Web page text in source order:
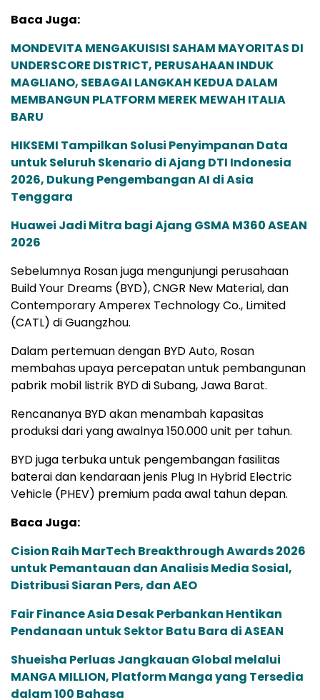
Baca Juga:
MONDEVITA MENGAKUISISI SAHAM MAYORITAS DI
UNDERSCORE DISTRICT, PERUSAHAAN INDUK
MAGLIANO, SEBAGAI LANGKAH KEDUA DALAM
MEMBANGUN PLATFORM MEREK MEWAH ITALIA
BARU
HIKSEMI Tampilkan Solusi Penyimpanan Data
untuk Seluruh Skenario di Ajang DTI Indonesia
2026, Dukung Pengembangan AI di Asia
Tenggara
Huawei Jadi Mitra bagi Ajang GSMA M360 ASEAN
2026
Sebelumnya Rosan juga mengunjungi perusahaan
Build Your Dreams (BYD), CNGR New Material, dan
Contemporary Amperex Technology Co., Limited
(CATL) di Guangzhou.
Dalam pertemuan dengan BYD Auto, Rosan
membahas upaya percepatan untuk pembangunan
pabrik mobil listrik BYD di Subang, Jawa Barat.
Rencananya BYD akan menambah kapasitas
produksi dari yang awalnya 150.000 unit per tahun.
BYD juga terbuka untuk pengembangan fasilitas
baterai dan kendaraan jenis Plug In Hybrid Electric
Vehicle (PHEV) premium pada awal tahun depan.
Baca Juga:
Cision Raih MarTech Breakthrough Awards 2026
untuk Pemantauan dan Analisis Media Sosial,
Distribusi Siaran Pers, dan AEO
Fair Finance Asia Desak Perbankan Hentikan
Pendanaan untuk Sektor Batu Bara di ASEAN
Shueisha Perluas Jangkauan Global melalui
MANGA MILLION, Platform Manga yang Tersedia
dalam 100 Bahasa